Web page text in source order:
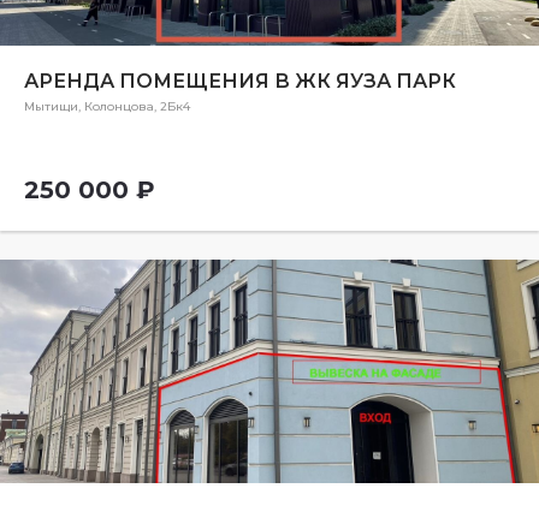
АРЕНДА ПОМЕЩЕНИЯ В ЖК ЯУЗА ПАРК
Мытищи, Колонцова, 2Бк4
250 000 ₽